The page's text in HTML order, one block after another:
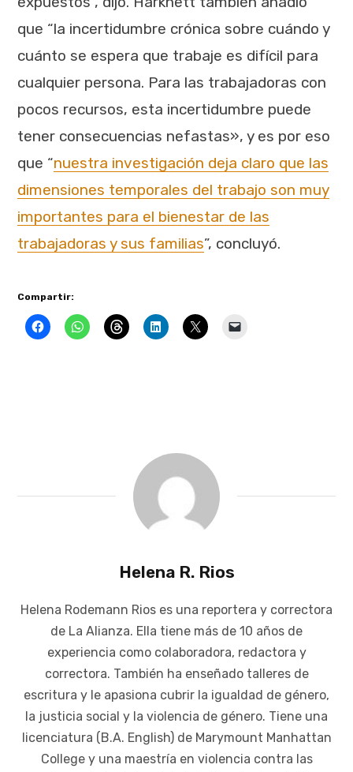
que “la incertidumbre crónica sobre cuándo y
cuánto se espera que trabaje es difícil para
cualquier persona. Para las trabajadoras con
pocos recursos, esta incertidumbre puede
tener consecuencias nefastas», y es por eso
que “nuestra investigación deja claro que las
dimensiones temporales del trabajo son muy
importantes para el bienestar de las
trabajadoras y sus familias”, concluyó.
Compartir:
Helena R. Rios
Helena Rodemann Rios es una reportera y correctora
de La Alianza. Ella tiene más de 10 años de
experiencia como colaboradora, redactora y
correctora. También ha enseñado talleres de
escritura y le apasiona cubrir la igualdad de género,
la justicia social y la violencia de género. Tiene una
licenciatura (B.A. English) de Marymount Manhattan
College y una maestría en violencia contra las